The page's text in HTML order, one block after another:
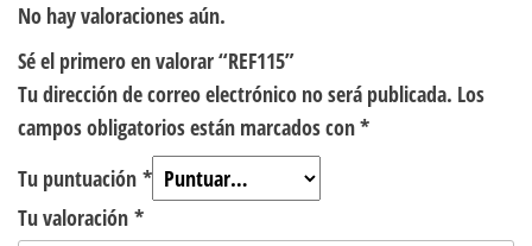
No hay valoraciones aún.
Sé el primero en valorar “REF115”
Tu dirección de correo electrónico no será publicada. Los
campos obligatorios están marcados con*
Tu puntuación *
Tu valoración *